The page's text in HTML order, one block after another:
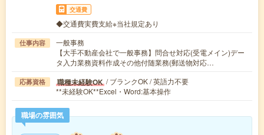
交通費
◆交通費実費支給※当社規定あり
仕事内容
一般事務
【大手不動産会社で一般事務】問合せ対応(受電メイン)デー
タ入力業務資料作成その他付随業務(郵送物対応…
応募資格 職種未経験OK / ブランクOK / 英語力不要
**未経験OK**Excel・Word:基本操作
職場の雰囲気